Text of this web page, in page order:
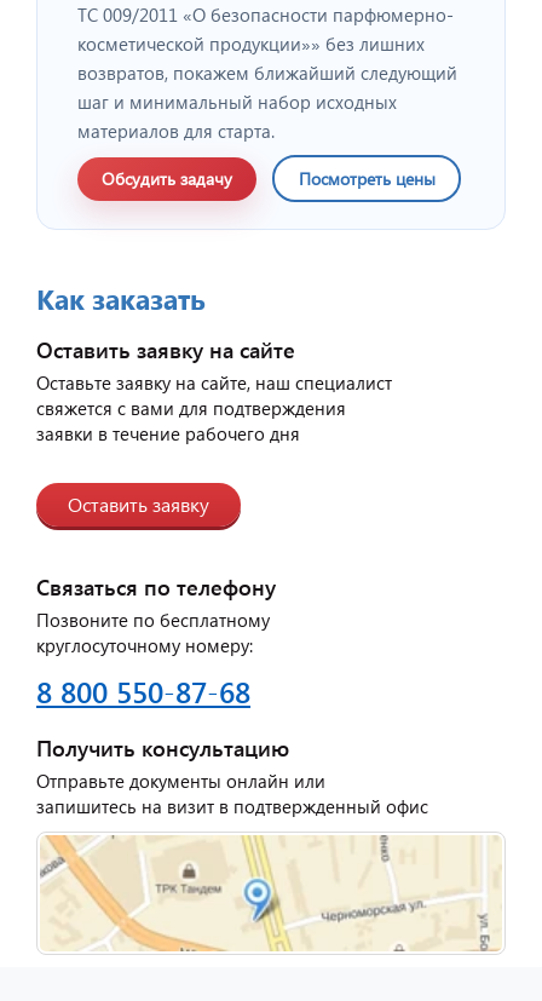
ТС 009/2011 «О безопасности парфюмерно-
косметической продукции»» без лишних
возвратов, покажем ближайший следующий
шаг и минимальный набор исходных
материалов для старта.
Обсудить задачу Посмотреть цены
Как заказать
Оставить заявку на сайте
Оставьте заявку на сайте, наш специалист
свяжется с вами для подтверждения
заявки в течение рабочего дня
Оставить заявку
Связаться по телефону
Позвоните по бесплатному
круглосуточному номеру:
8 800 550-87-68
Получить консультацию
Отправьте документы онлайн или
запишитесь на визит в подтвержденный офис